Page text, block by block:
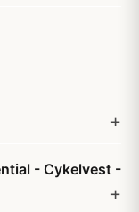
- Cykelvest -